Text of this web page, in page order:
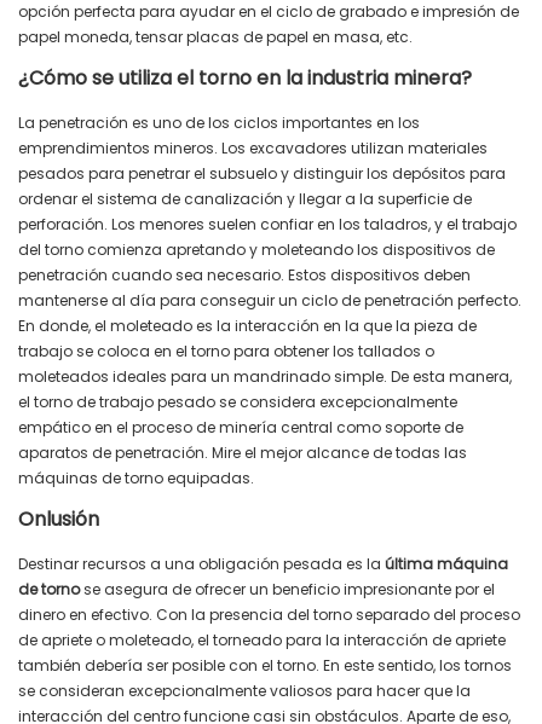
opción perfecta para ayudar en el ciclo de grabado e impresión de
papel moneda, tensar placas de papel en masa, etc.
¿Cómo se utiliza el torno en la industria minera?
La penetración es uno de los ciclos importantes en los
emprendimientos mineros. Los excavadores utilizan materiales
pesados ​​para penetrar el subsuelo y distinguir los depósitos para
ordenar el sistema de canalización y llegar a la superficie de
perforación. Los menores suelen confiar en los taladros, y el trabajo
del torno comienza apretando y moleteando los dispositivos de
penetración cuando sea necesario. Estos dispositivos deben
mantenerse al día para conseguir un ciclo de penetración perfecto.
En donde, el moleteado es la interacción en la que la pieza de
trabajo se coloca en el torno para obtener los tallados o
moleteados ideales para un mandrinado simple. De esta manera,
el torno de trabajo pesado se considera excepcionalmente
empático en el proceso de minería central como soporte de
aparatos de penetración. Mire el mejor alcance de todas las
máquinas de torno equipadas.
Onlusión
Destinar recursos a una obligación pesada es la última máquina
de tornose asegura de ofrecer un beneficio impresionante por el
dinero en efectivo. Con la presencia del torno separado del proceso
de apriete o moleteado, el torneado para la interacción de apriete
también debería ser posible con el torno. En este sentido, los tornos
se consideran excepcionalmente valiosos para hacer que la
interacción del centro funcione casi sin obstáculos. Aparte de eso,